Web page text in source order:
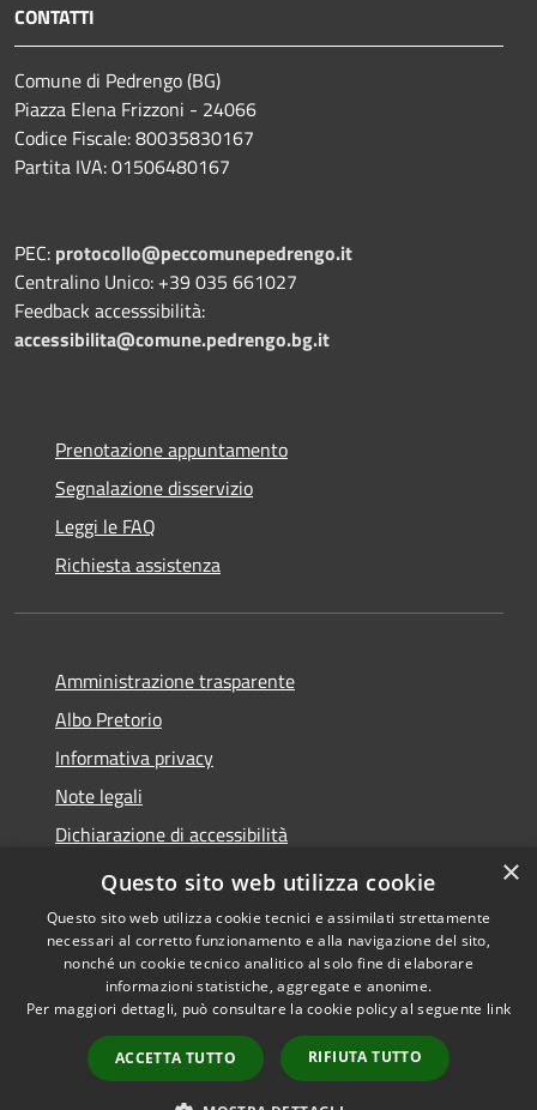
CONTATTI
Comune di Pedrengo (BG)
Piazza Elena Frizzoni - 24066
Codice Fiscale: 80035830167
Partita IVA: 01506480167
PEC: protocollo@peccomunepedrengo.it
Centralino Unico: +39 035 661027
Feedback accesssibilità:
accessibilita@comune.pedrengo.bg.it
Prenotazione appuntamento
Segnalazione disservizio
Leggi le FAQ
Richiesta assistenza
Amministrazione trasparente
Albo Pretorio
Informativa privacy
Note legali
Dichiarazione di accessibilità
Area riservata dipendenti
Accessibilità
Copyright © 2026 • Comune di
Pedrengo • Powered by
Municipium•
Accesso
redazione
×
Questo sito web utilizza cookie
Questo sito web utilizza cookie tecnici e assimilati strettamente
necessari al corretto funzionamento e alla navigazione del sito,
nonché un cookie tecnico analitico al solo fine di elaborare
informazioni statistiche, aggregate e anonime.
Per maggiori dettagli, può consultare la cookie policy al seguente link
ACCETTA TUTTO RIFIUTA TUTTO